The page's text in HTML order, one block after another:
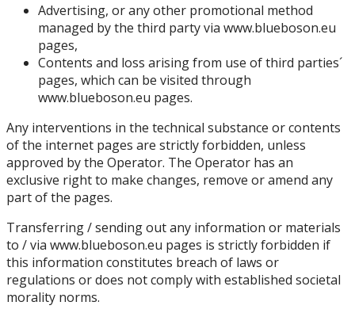
Advertising, or any other promotional method
managed by the third party via www.blueboson.eu
pages,
Contents and loss arising from use of third parties´
pages, which can be visited through
www.blueboson.eu pages.
Any interventions in the technical substance or contents
of the internet pages are strictly forbidden, unless
approved by the Operator. The Operator has an
exclusive right to make changes, remove or amend any
part of the pages.
Transferring / sending out any information or materials
to / via www.blueboson.eu pages is strictly forbidden if
this information constitutes breach of laws or
regulations or does not comply with established societal
morality norms.